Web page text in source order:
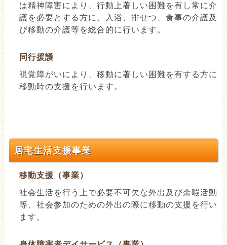
は精神障害により、行動上著しい困難を有し常に介
護を必要とする方に、入浴、排せつ、食事の介護及
び移動の介護等を総合的に行います。
同行援護
視覚障がいにより、移動に著しい困難を有する方に
移動時の支援を行います。
居宅生活支援事業
移動支援（事業）
社会生活を行う上で必要不可欠な外出及び余暇活動
等、社会参加のための外出の際に移動の支援を行い
ます。